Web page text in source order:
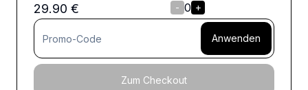
29.90 € - 0 +
Anwenden
Zum Checkout